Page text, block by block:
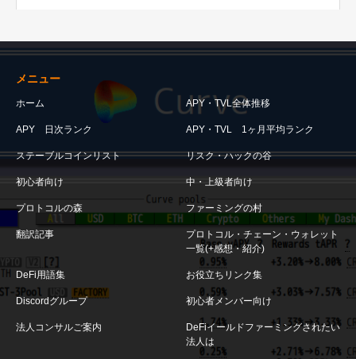
メニュー
ホーム APY・TVL全体推移
APY 日次ランク APY・TVL 1ヶ月平均ランク
ステーブルコインリスト リスク・ハックの谷
初心者向け 中・上級者向け
プロトコルの森 ファーミングの村
翻訳記事
プロトコル・チェーン・ウォレット
一覧(+感想・紹介)
DeFi用語集 お役立ちリンク集
Discordグループ 初心者メンバー向け
法人コンサルご案内
DeFiイールドファーミングされたい
法人は